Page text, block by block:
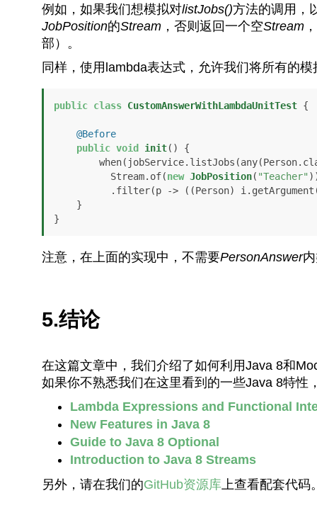
例如，如果我们想模拟对listJobs()方法的调用，
JobPosition的Stream，否则返回一个空Stream
部）。
同样，使用lambda表达式，允许我们将所有的
public class CustomAnswerWithLambdaUnitTest {
@Before
public void init()
{
          Stream.of(
new JobPosition( "Teacher"
.filter(p -> ((Person)
}
注意，在上面的实现中，不需要PersonAnswer
5.结论
在这篇文章中，我们介绍了如何利用Java 8和
如果你不熟悉我们在这里看到的一些Java 8特性
Lambda Expressions and Functional
New Features in Java 8
Guide to Java 8 Optional
Introduction to Java 8 Streams
另外，请在我们的GitHub资源库上查看配套代码